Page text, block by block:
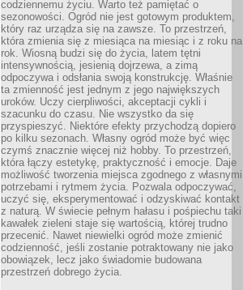
codziennemu życiu. Warto też pamiętać o
sezonowości. Ogród nie jest gotowym produktem,
który raz urządza się na zawsze. To przestrzeń,
która zmienia się z miesiąca na miesiąc i z roku na
rok. Wiosną budzi się do życia, latem tętni
intensywnością, jesienią dojrzewa, a zimą
odpoczywa i odsłania swoją konstrukcję. Właśnie
ta zmienność jest jednym z jego największych
uroków. Uczy cierpliwości, akceptacji cykli i
szacunku do czasu. Nie wszystko da się
przyspieszyć. Niektóre efekty przychodzą dopiero
po kilku sezonach. Własny ogród może być więc
czymś znacznie więcej niż hobby. To przestrzeń,
która łączy estetykę, praktyczność i emocje. Daje
możliwość tworzenia miejsca zgodnego z własnymi
potrzebami i rytmem życia. Pozwala odpoczywać,
uczyć się, eksperymentować i odzyskiwać kontakt
z naturą. W świecie pełnym hałasu i pośpiechu taki
kawałek zieleni staje się wartością, której trudno
przecenić. Nawet niewielki ogród może zmienić
codzienność, jeśli zostanie potraktowany nie jako
obowiązek, lecz jako świadomie budowana
przestrzeń dobrego życia.